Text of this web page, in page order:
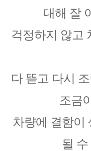
대해 잘
걱정하지 않고
다 뜯고 다시
조금
차량에 결함이
될